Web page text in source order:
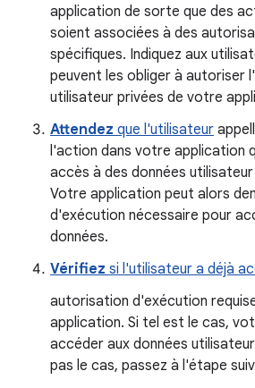
application de sorte que des
soient associées à des
spécifiques. Indiquez aux
peuvent les obliger à autoriser
utilisateur privées de votre
Attendez que l'utilisateur
l'action dans votre application
accès à des données
Votre application peut alors
d'exécution nécessaire pour
données.
Vérifiez si l'utilisateur a déjà
autorisation d'exécution
application. Si tel est le cas,
accéder aux données
pas le cas, passez à l'étape